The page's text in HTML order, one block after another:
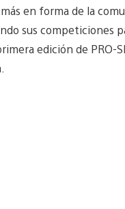
en forma de la
sus competiciones
edición de PRO-